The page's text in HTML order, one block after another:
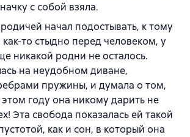
с собой взяла.
начал подостывать, к тому
то стыдно перед человеком, у
никакой родни не осталось.
на неудобном диване,
пружины, и думала о том,
году она никому дарить не
Эта свобода показалась ей такой
как и сон, в который она